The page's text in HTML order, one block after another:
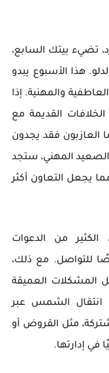
تضيء بيتك السابع،
هذا الأسبوع يبدو
والمهنية. إذا
القديمة مع
العازبون فقد يجدون
الصعيد المهني، ستجد
يجعل التعاون أكثر
الكثير من الدعوات
للتواصل. مع ذلك،
المشكلات العميقة
انتقال الشمس عبر
مثل القروض أو
في إدارتها.